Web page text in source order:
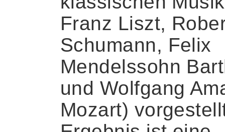
Franz Liszt,
Schumann, Felix
Mendelssohn
und Wolfgang
Mozart)